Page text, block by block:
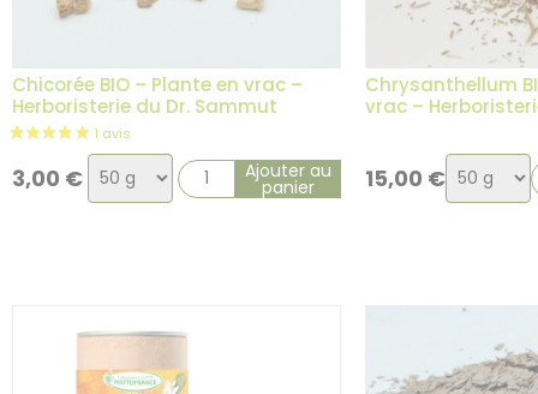
Chicorée BIO – Plante en vrac –
Herboristerie du Dr. Sammut
3,00 € Choix
de
Ajouter au
panier
Chrysanthellum
vrac –
15,00 €Choix
de